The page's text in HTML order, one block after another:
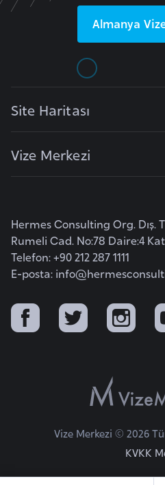
Almanya
Site Haritası
Vize Merkezi
Hermes Consulting Org. Dış.
Rumeli Cad. No:78 Daire:4
Telefon: +90 212 287 1111
E-posta:
Vize Merkezi © 2026
KVKK
i
a
D
e
m
k
r
g